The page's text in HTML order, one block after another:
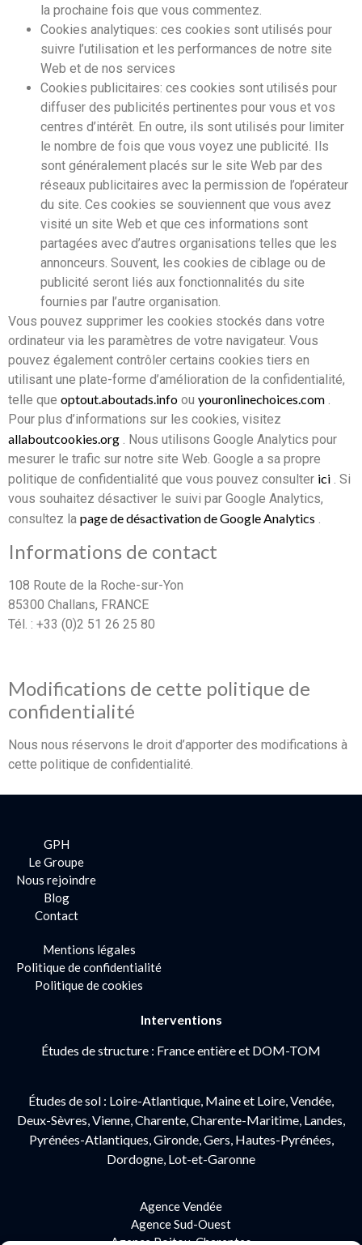
la prochaine fois que vous commentez.
Cookies analytiques: ces cookies sont utilisés pour
suivre l’utilisation et les performances de notre site
Web et de nos services
Cookies publicitaires: ces cookies sont utilisés pour
diffuser des publicités pertinentes pour vous et vos
centres d’intérêt. En outre, ils sont utilisés pour limiter
le nombre de fois que vous voyez une publicité. Ils
sont généralement placés sur le site Web par des
réseaux publicitaires avec la permission de l’opérateur
du site. Ces cookies se souviennent que vous avez
visité un site Web et que ces informations sont
partagées avec d’autres organisations telles que les
annonceurs. Souvent, les cookies de ciblage ou de
publicité seront liés aux fonctionnalités du site
fournies par l’autre organisation.
Vous pouvez supprimer les cookies stockés dans votre
ordinateur via les paramètres de votre navigateur. Vous
pouvez également contrôler certains cookies tiers en
utilisant une plate-forme d’amélioration de la confidentialité,
telle que optout.aboutads.info ou youronlinechoices.com .
Pour plus d’informations sur les cookies, visitez
allaboutcookies.org . Nous utilisons Google Analytics pour
mesurer le trafic sur notre site Web. Google a sa propre
politique de confidentialité que vous pouvez consulter ici . Si
vous souhaitez désactiver le suivi par Google Analytics,
consultez la page de désactivation de Google Analytics .
Informations de contact
108 Route de la Roche-sur-Yon
85300 Challans, FRANCE
Tél. : +33 (0)2 51 26 25 80
Modifications de cette politique de
confidentialité
Nous nous réservons le droit d’apporter des modifications à
cette politique de confidentialité.
GPH
Le Groupe
Nous rejoindre
Blog
Contact
Mentions légales
Politique de confidentialité
Politique de cookies
Interventions
Études de structure : France entière et DOM-TOM
Études de sol : Loire-Atlantique, Maine et Loire, Vendée,
Deux-Sèvres, Vienne, Charente, Charente-Maritime, Landes,
Pyrénées-Atlantiques, Gironde, Gers, Hautes-Pyrénées,
Dordogne, Lot-et-Garonne
Agence Vendée
Agence Sud-Ouest
Agence Poitou-Charentes